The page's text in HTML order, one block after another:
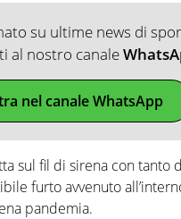
su ultime news di
al nostro canale
nel canale WhatsApp
sul fil di sirena con
furto avvenuto
pandemia.